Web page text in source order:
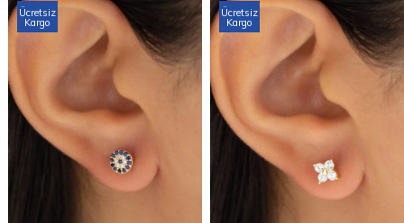
Ücretsiz
Kargo
Ücretsiz
Kargo